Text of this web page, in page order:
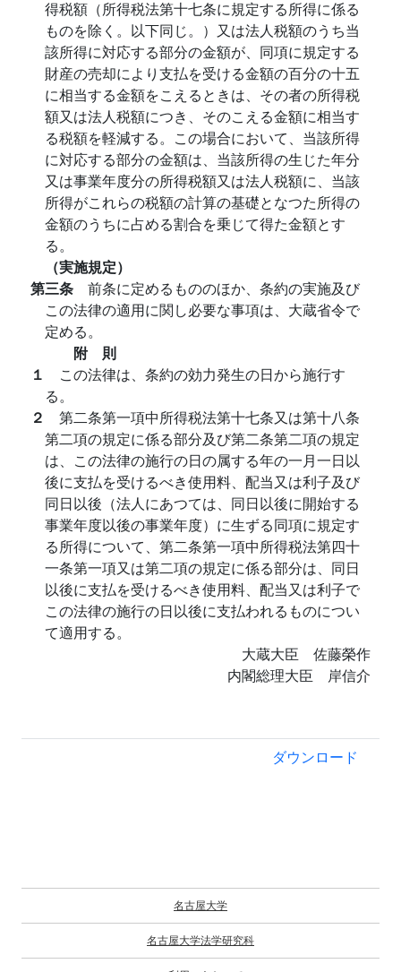
得税額（所得税法第十七条に規定する所得に係る
ものを除く。以下同じ。）又は法人税額のうち当
該所得に対応する部分の金額が、同項に規定する
財産の売却により支払を受ける金額の百分の十五
に相当する金額をこえるときは、その者の所得税
額又は法人税額につき、そのこえる金額に相当す
る税額を軽減する。この場合において、当該所得
に対応する部分の金額は、当該所得の生じた年分
又は事業年度分の所得税額又は法人税額に、当該
所得がこれらの税額の計算の基礎となつた所得の
金額のうちに占める割合を乗じて得た金額とす
る。
（実施規定）
第三条 前条に定めるもののほか、条約の実施及び
この法律の適用に関し必要な事項は、大蔵省令で
定める。
附 則
１ この法律は、条約の効力発生の日から施行す
る。
２ 第二条第一項中所得税法第十七条又は第十八条
第二項の規定に係る部分及び第二条第二項の規定
は、この法律の施行の日の属する年の一月一日以
後に支払を受けるべき使用料、配当又は利子及び
同日以後（法人にあつては、同日以後に開始する
事業年度以後の事業年度）に生ずる同項に規定す
る所得について、第二条第一項中所得税法第四十
一条第一項又は第二項の規定に係る部分は、同日
以後に支払を受けるべき使用料、配当又は利子で
この法律の施行の日以後に支払われるものについ
て適用する。
大蔵大臣 佐藤榮作
内閣総理大臣 岸信介
ダウンロード
名古屋大学
名古屋大学法学研究科